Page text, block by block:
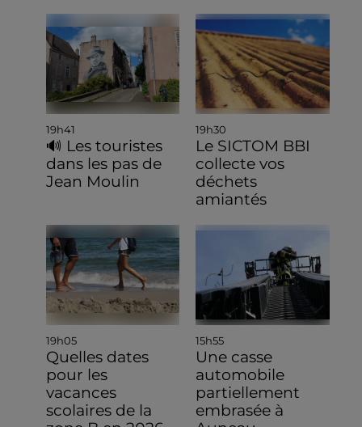
19h41
🔊 Les touristes
dans les pas de
Jean Moulin
19h30
Le SICTOM BBI
collecte vos
déchets
amiantés
19h05
Quelles dates
pour les
vacances
scolaires de la
15h55
Une casse
automobile
partiellement
embrasée à